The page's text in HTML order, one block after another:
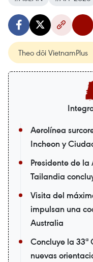
Theo dõi VietnamPlus
Aerolínea
Incheon y
Presidente de
Tailandia
Visita del
impulsan una
Australia
Concluye la
nuevas